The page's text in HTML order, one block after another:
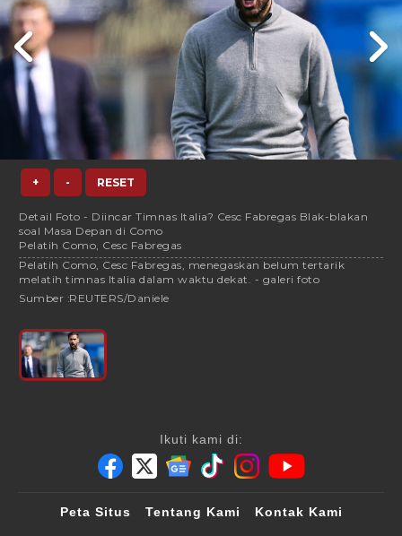
+ - RESET
Detail Foto - Diincar Timnas Italia? Cesc Fabregas Blak-blakan
soal Masa Depan di Como
Pelatih Como, Cesc Fabregas
Pelatih Como, Cesc Fabregas, menegaskan belum tertarik
melatih timnas Italia dalam waktu dekat. - galeri foto
Sumber :REUTERS/Daniele
Ikuti kami di:
Peta Situs Tentang Kami
Kontak Kami